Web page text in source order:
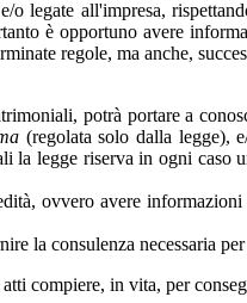
legate all'impresa,
è opportuno avere
regole, ma anche,
potrà portare a
(regolata solo dalla legge),
legge riserva in ogni caso
ovvero avere
la consulenza necessaria
compiere, in vita, per